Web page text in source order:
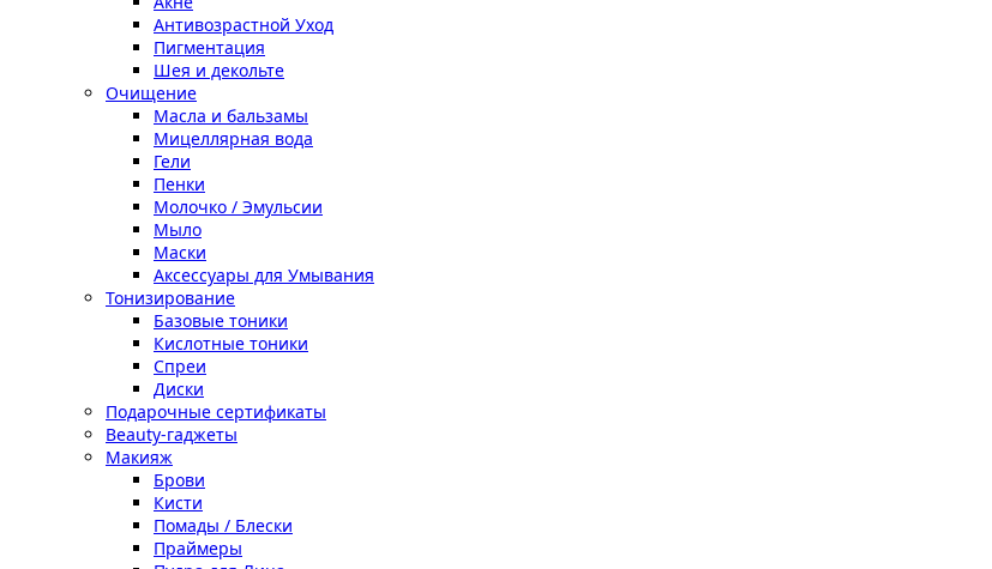
Антивозрастной Уход
Пигментация
Шея и декольте
Очищение
Масла и бальзамы
Мицеллярная вода
Гели
Пенки
Молочко / Эмульсии
Мыло
Маски
Аксессуары для Умывания
Тонизирование
Базовые тоники
Кислотные тоники
Спреи
Диски
Подарочные сертификаты
Beauty-гаджеты
Макияж
Брови
Кисти
Помады / Блески
Праймеры